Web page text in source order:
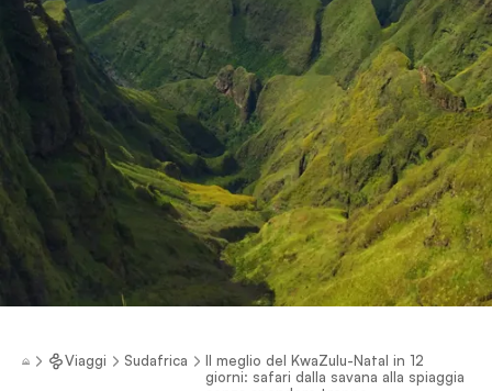
Viaggi Sudafrica
Il meglio del KwaZulu-Natal in 12
giorni: safari dalla savana alla spiaggia